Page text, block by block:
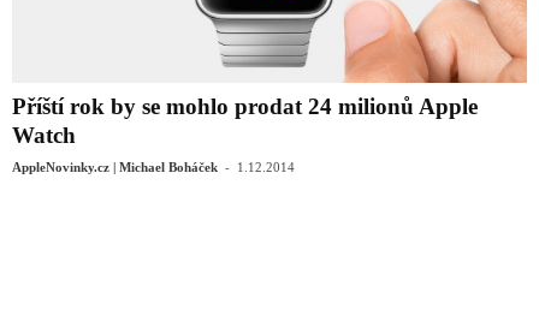
Příští rok by se mohlo prodat 24 milionů Apple
Watch
AppleNovinky.cz | Michael Boháček - 1.12.2014